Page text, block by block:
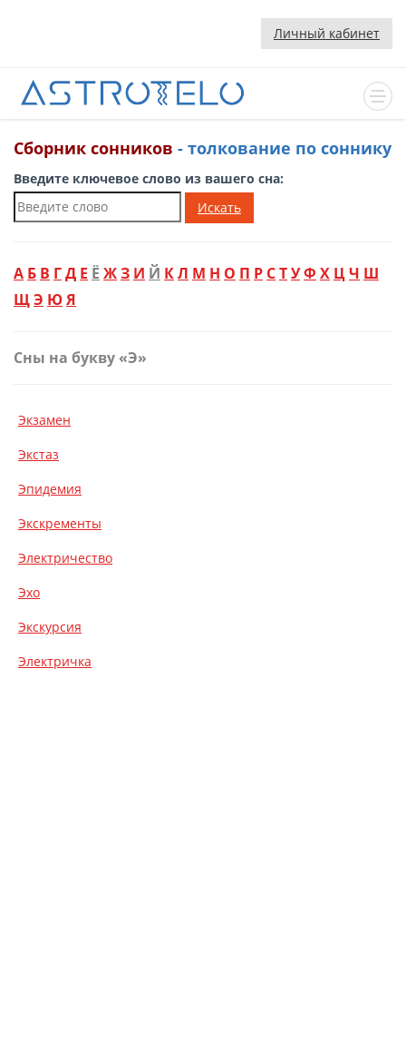
Личный кабинет
Сборник сонников - толкование по соннику
Введите ключевое слово из вашего сна:
Искать
А Б В ГД Е Ё ЖЗ И Й КЛ М Н О П Р СТУФ Х ЦЧ Ш
ЩЭ ЮЯ
Сны на букву «Э»
Экзамен
Экстаз
Эпидемия
Экскременты
Электричество
Эхо
Экскурсия
Электричка